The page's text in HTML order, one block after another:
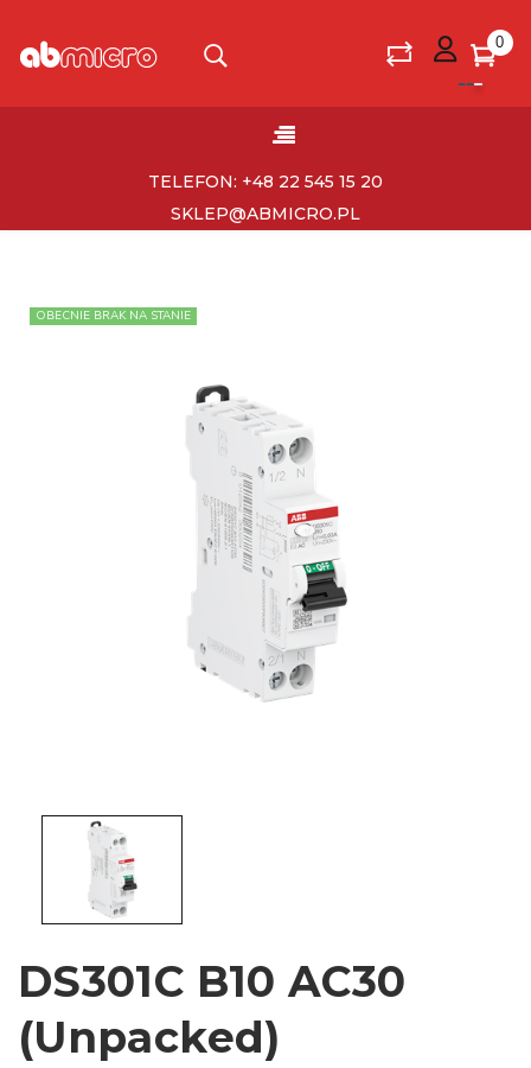
0
Toggle
☰
TELEFON: +48 22 545 15 20
SKLEP@ABMICRO.PL
OBECNIE BRAK NA STANIE
DS301C B10 AC30
(Unpacked)